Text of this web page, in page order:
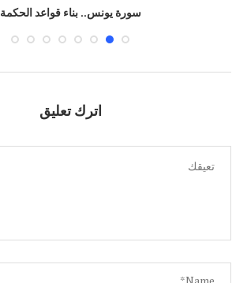
سورة يونس.. بناء قواعد الحكمة
اترك تعليق